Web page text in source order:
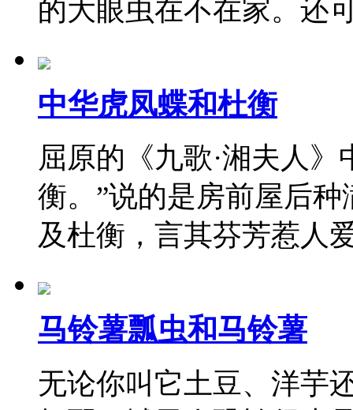
的大眼虫在不在家。
中华虎凤蝶和杜衡
屈原的《九歌·湘夫人
衡。”说的是房前屋后
及杜衡，言其芬芳惹
马铃薯瓢虫和马铃薯
无论你叫它土豆、洋芋